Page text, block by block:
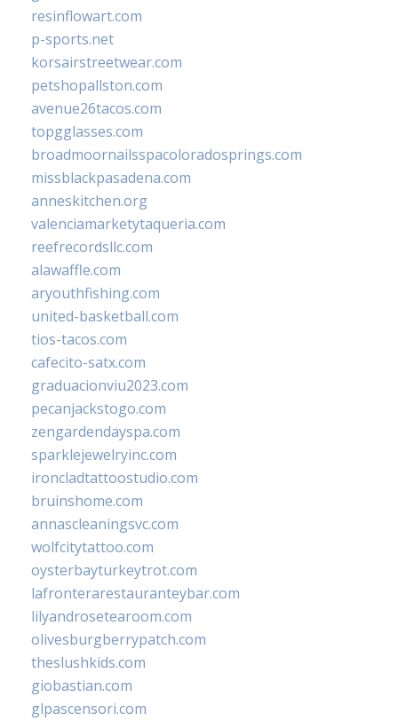
resinflowart.com
p-sports.net
korsairstreetwear.com
petshopallston.com
avenue26tacos.com
topgglasses.com
broadmoornailsspacoloradosprings.com
missblackpasadena.com
anneskitchen.org
valenciamarketytaqueria.com
reefrecordsllc.com
alawaffle.com
aryouthfishing.com
united-basketball.com
tios-tacos.com
cafecito-satx.com
graduacionviu2023.com
pecanjackstogo.com
zengardendayspa.com
sparklejewelryinc.com
ironcladtattoostudio.com
bruinshome.com
annascleaningsvc.com
wolfcitytattoo.com
oysterbayturkeytrot.com
lafronterarestauranteybar.com
lilyandrosetearoom.com
olivesburgberrypatch.com
theslushkids.com
giobastian.com
glpascensori.com